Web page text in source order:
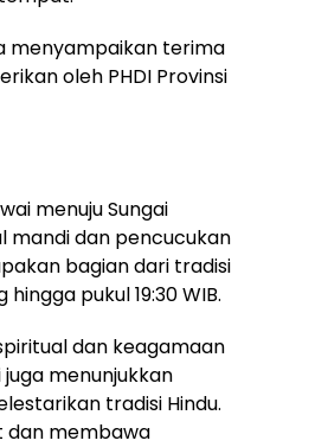
menyampaikan terima
oleh PHDI Provinsi
menuju Sungai
mandi dan pencucukan
bagian dari tradisi
pukul 19:30 WIB.
dan keagamaan
menunjukkan
tradisi Hindu.
dan membawa